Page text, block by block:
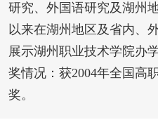
研究、外国语研究及湖州
以来在湖州地区及省内、
展示湖州职业技术学院办
奖情况：获2004年全国高
奖。